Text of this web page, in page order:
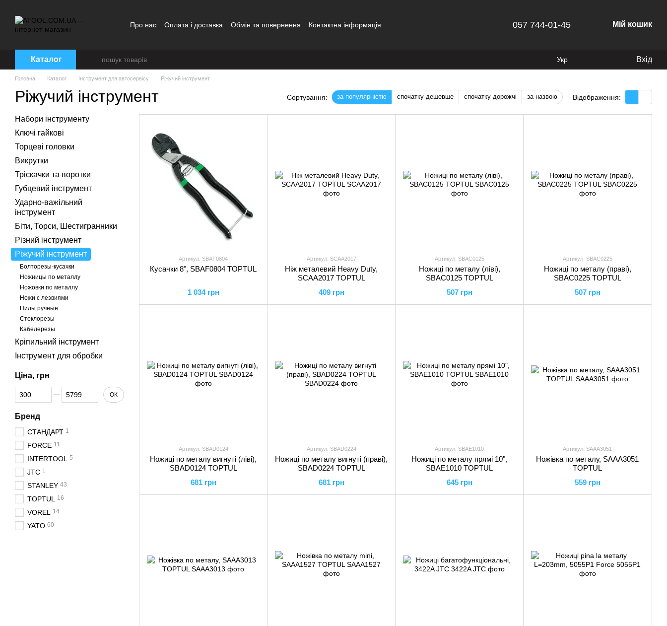
Про нас Оплата і доставка Обмін та повернення Контактна інформація 057 744-01-45 Мій кошик
Каталог Укр Вхід
Головна Каталог Інструмент для автосервісу Ріжучий інструмент
Ріжучий інструмент Сортування: за популярністю спочатку дешевше спочатку дорожчі за назвою Відображення:
Артикул: SBAF0804
Кусачки 8", SBAF0804 TOPTUL
1 034 грн
Артикул: SCAA2017
Ніж металевий Heavy Duty,
SCAA2017 TOPTUL
409 грн
Артикул: SBAC0125
Ножиці по металу (ліві),
SBAC0125 TOPTUL
507 грн
Артикул: SBAC0225
Ножиці по металу (праві),
SBAC0225 TOPTUL
507 грн
Артикул: SBAD0124
Ножиці по металу вигнуті (ліві),
SBAD0124 TOPTUL
681 грн
Артикул: SBAD0224
Ножиці по металу вигнуті (праві),
SBAD0224 TOPTUL
681 грн
Артикул: SBAE1010
Ножиці по металу прямі 10",
SBAE1010 TOPTUL
645 грн
Артикул: SAAA3051
Ножівка по металу, SAAA3051
TOPTUL
559 грн
Набори інструменту
Ключі гайкові
Торцеві головки
Викрутки
Тріскачки та воротки
Губцевий інструмент
Ударно-важільний
інструмент
Біти, Торси, Шестигранники
Різний інструмент
Ріжучий інструмент
Болторезы-кусачки
Ножницы по металлу
Ножовки по металлу
Ножи с лезвиями
Пилы ручные
Стеклорезы
Кабелерезы
Кріпильний інструмент
Інструмент для обробки
Ціна, грн
Від Ціна, грн
До Ціна, грн ОК
Бренд
СТАНДАРТ 1
FORCE 11
INTERTOOL 5
JTC 1
STANLEY 43
TOPTUL 16
VOREL 14
YATO 60